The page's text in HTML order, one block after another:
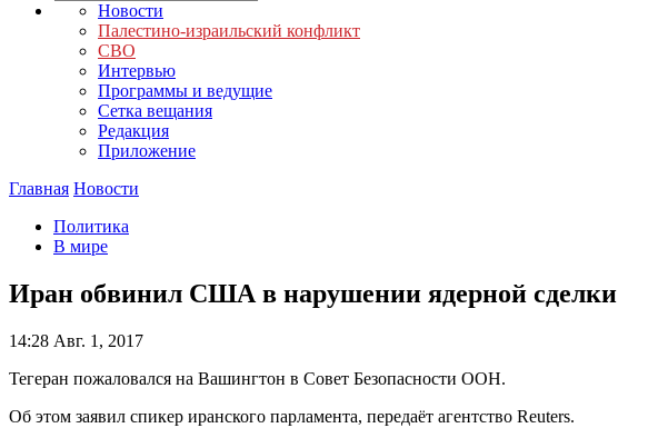
Новости
Палестино-израильский конфликт
СВО
Интервью
Программы и ведущие
Сетка вещания
Редакция
Приложение
Главная Новости
Политика
В мире
Иран обвинил США в нарушении ядерной сделки
14:28 Авг. 1, 2017
Тегеран пожаловался на Вашингтон в Совет Безопасности ООН.
Об этом заявил спикер иранского парламента, передаёт агентство Reuters.